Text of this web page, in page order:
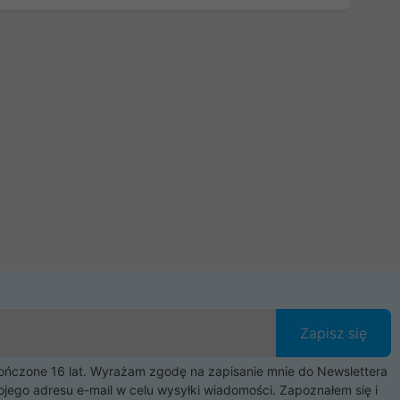
Zapisz się
16 lat. Wyrażam zgodę na zapisanie mnie do Newslettera
adresu e-mail w celu wysyłki wiadomości. Zapoznałem się i